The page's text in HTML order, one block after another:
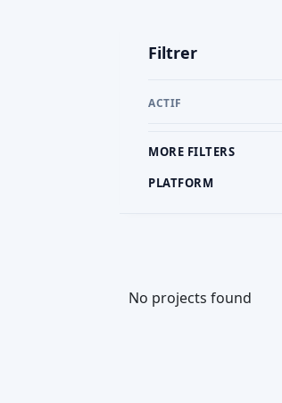
Filtrer
ACTIF
MORE FILTERS
PLATFORM
No projects found